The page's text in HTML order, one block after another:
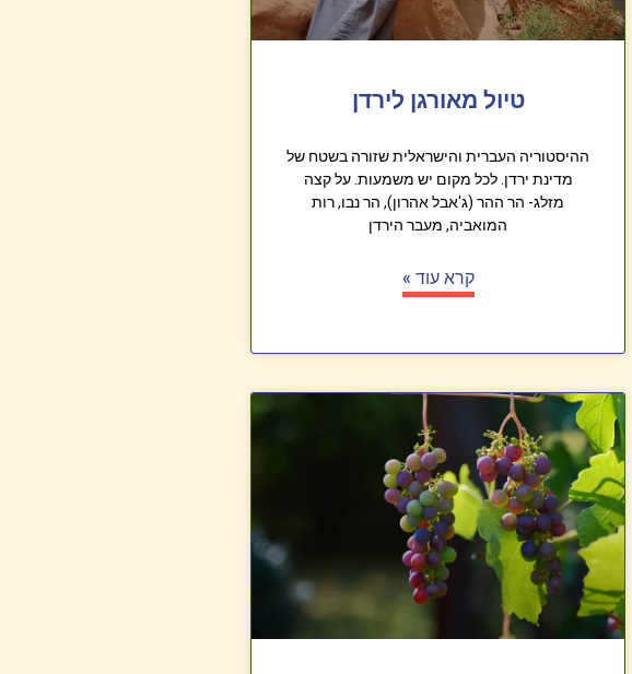
טיול מאורגן לירדן
ההיסטוריה העברית והישראלית שזורה בשטח של
מדינת ירדן. לכל מקום יש משמעות. על קצה
מזלג- הר ההר (ג'אבל אהרון), הר נבו, רות
המואביה, מעבר הירדן
קרא עוד »